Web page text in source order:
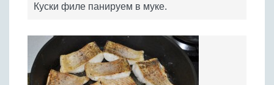
Куски филе панируем в муке.